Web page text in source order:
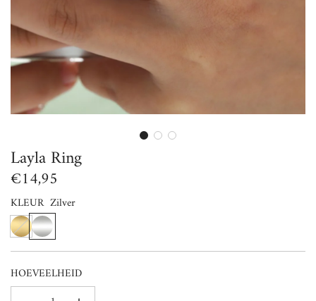
Layla Ring
Normale
prijs
€14,95
KLEUR Zilver
G
o
u
d
Z
i
l
v
e
HOEVEELHEID